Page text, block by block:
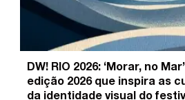
DW! RIO 2026: ‘Morar, no
edição 2026 que inspira as
da identidade visual do